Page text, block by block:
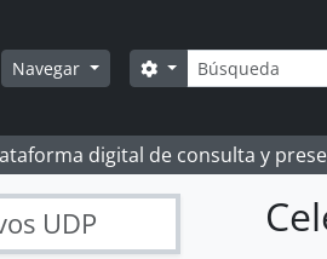
Navegar Búsqueda
Search options
digital de consulta y
UDP